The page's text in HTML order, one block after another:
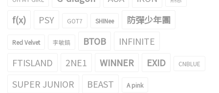
f(x) PSY GOT7 SHINee 防彈少年團
Red Velvet 李敏鎬 BTOB
INFINITE
FTISLAND
2NE1 WINNER EXID CNBLUE
SUPER JUNIOR BEAST A pink